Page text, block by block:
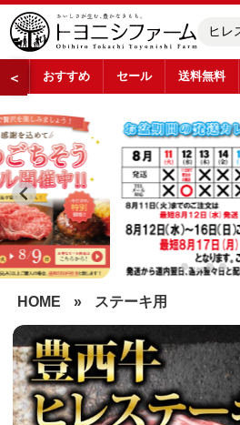
＜ おすすめ セール 送料無料
HOME » ステーキ用